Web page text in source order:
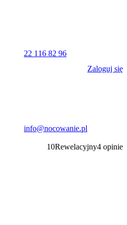
22 116 82 96
info@nocowanie.pl
Zaloguj się
10Rewelacyjny4 opinie